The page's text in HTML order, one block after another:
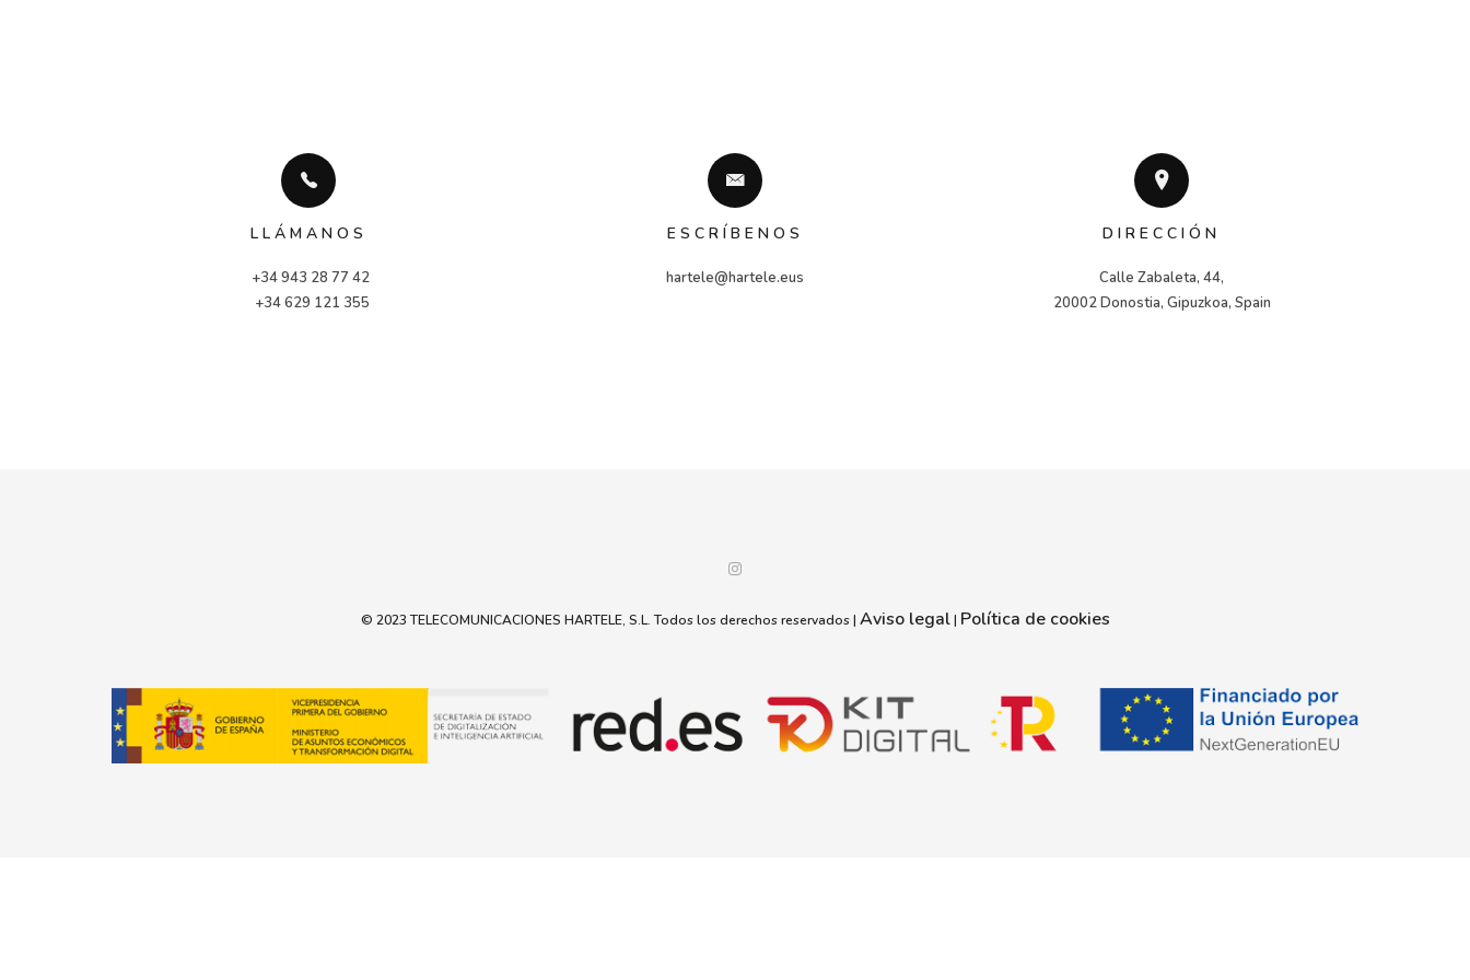
LLÁMANOS
+34 943 28 77 42
+34 629 121 355
ESCRÍBENOS
hartele@hartele.eus
DIRECCIÓN
Calle Zabaleta, 44,
20002 Donostia, Gipuzkoa, Spain
© 2023 TELECOMUNICACIONES HARTELE, S.L. Todos los derechos reservados | Aviso legal| Política de cookies